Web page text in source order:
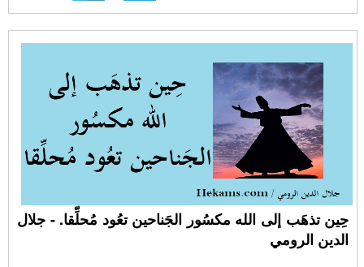
حِين تذهَب إلى الله مكسُور الجَناحين تعُود مُحلِّقا. - جلال
الدين الرومي